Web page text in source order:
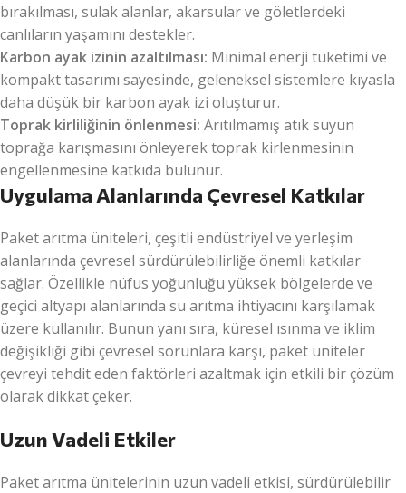
bırakılması, sulak alanlar, akarsular ve göletlerdeki
canlıların yaşamını destekler.
Karbon ayak izinin azaltılması: Minimal enerji tüketimi ve
kompakt tasarımı sayesinde, geleneksel sistemlere kıyasla
daha düşük bir karbon ayak izi oluşturur.
Toprak kirliliğinin önlenmesi: Arıtılmamış atık suyun
toprağa karışmasını önleyerek toprak kirlenmesinin
engellenmesine katkıda bulunur.
Uygulama Alanlarında Çevresel Katkılar
Paket arıtma üniteleri, çeşitli endüstriyel ve yerleşim
alanlarında çevresel sürdürülebilirliğe önemli katkılar
sağlar. Özellikle nüfus yoğunluğu yüksek bölgelerde ve
geçici altyapı alanlarında su arıtma ihtiyacını karşılamak
üzere kullanılır. Bunun yanı sıra, küresel ısınma ve iklim
değişikliği gibi çevresel sorunlara karşı, paket üniteler
çevreyi tehdit eden faktörleri azaltmak için etkili bir çözüm
olarak dikkat çeker.
Uzun Vadeli Etkiler
Paket arıtma ünitelerinin uzun vadeli etkisi, sürdürülebilir